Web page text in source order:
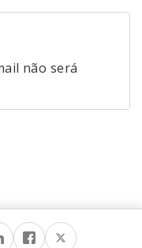
não será